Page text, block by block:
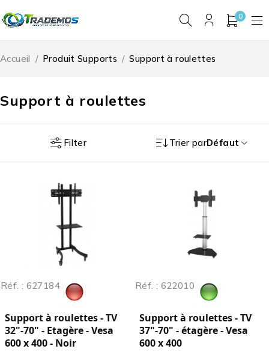
0
Support à roulettes
Accueil / Produit Supports / Support à roulettes
Filter Trier parDéfaut
Réf. : 627184
Support à roulettes - TV
32"-70" - Etagère - Vesa
600 x 400 - Noir
Réf. : 622010
Support à roulettes - TV
37"-70" - étagère - Vesa
600 x 400